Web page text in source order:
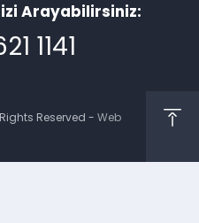
Arayabilirsiniz:
1141
Reserved - Web